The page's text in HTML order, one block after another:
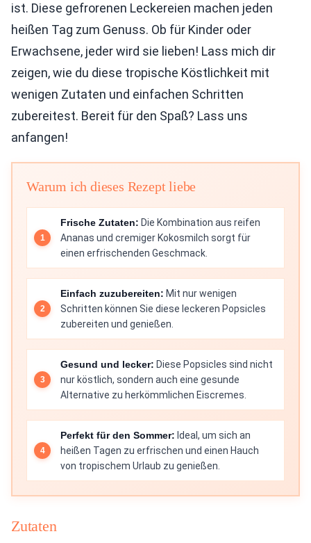
ist. Diese gefrorenen Leckereien machen jeden
heißen Tag zum Genuss. Ob für Kinder oder
Erwachsene, jeder wird sie lieben! Lass mich dir
zeigen, wie du diese tropische Köstlichkeit mit
wenigen Zutaten und einfachen Schritten
zubereitest. Bereit für den Spaß? Lass uns
anfangen!
Warum ich dieses Rezept liebe
Frische Zutaten: Die Kombination aus reifen
Ananas und cremiger Kokosmilch sorgt für
einen erfrischenden Geschmack.
Einfach zuzubereiten: Mit nur wenigen
Schritten können Sie diese leckeren Popsicles
zubereiten und genießen.
Gesund und lecker: Diese Popsicles sind nicht
nur köstlich, sondern auch eine gesunde
Alternative zu herkömmlichen Eiscremes.
Perfekt für den Sommer: Ideal, um sich an
heißen Tagen zu erfrischen und einen Hauch
von tropischem Urlaub zu genießen.
Zutaten